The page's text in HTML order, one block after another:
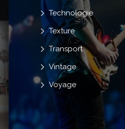
Technologie
Texture
Transport
Vintage
Voyage